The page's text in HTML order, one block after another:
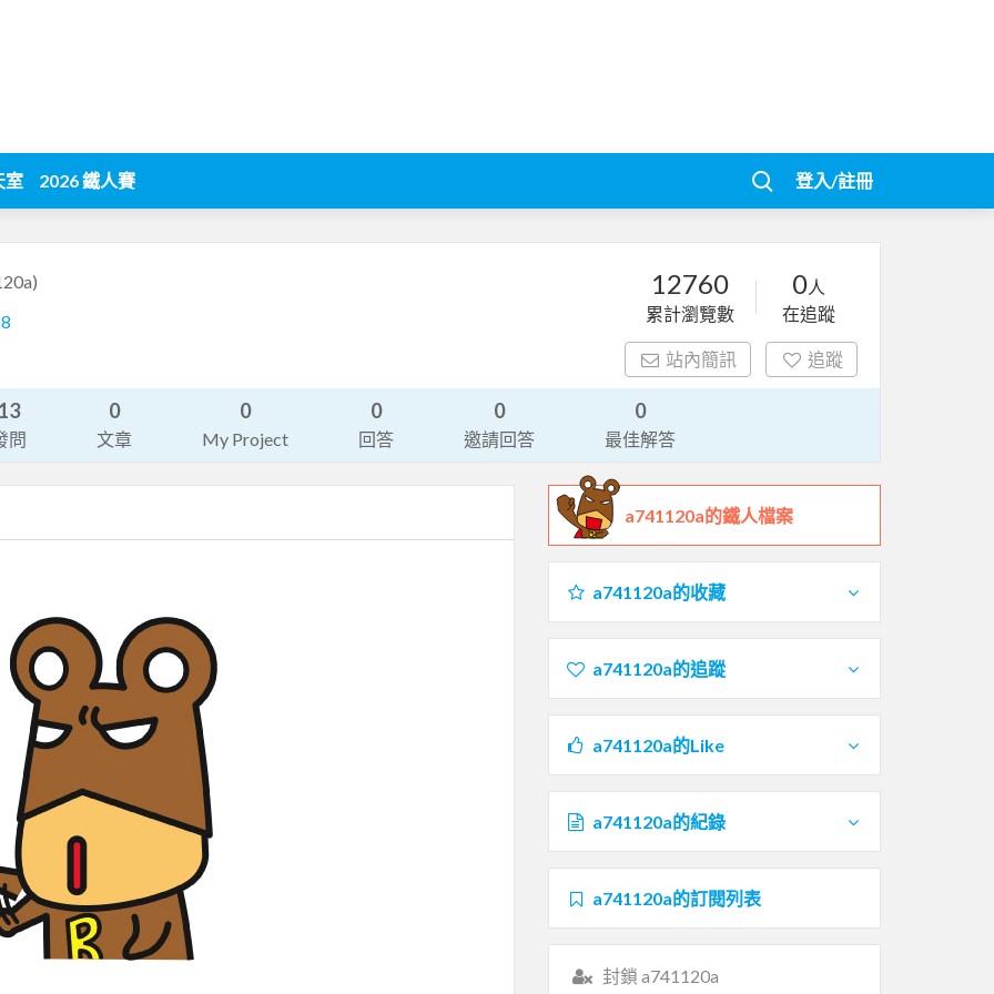
室 2026 鐵人賽 登入/註冊
12760
累計瀏覽數
0人
在追蹤
站內簡訊 追蹤
問
0
文章
0
My Project
0
回答
0
邀請回答
0
最佳解答
a741120a的鐵人檔案
a741120a的收藏
a741120a的追蹤
a741120a的Like
a741120a的紀錄
a741120a的訂閱列表
封鎖 a741120a